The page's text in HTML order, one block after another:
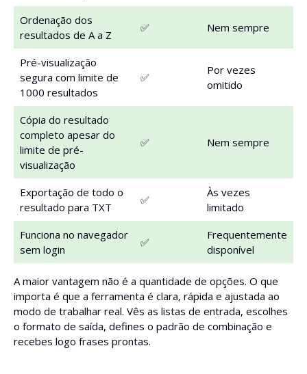
Ordenação dos
resultados de A a Z
✅ Nem sempre
Pré-visualização
segura com limite de
1000 resultados
✅
Por vezes
omitido
Cópia do resultado
completo apesar do
limite de pré-
visualização
✅ Nem sempre
Exportação de todo o
resultado para TXT
✅
Às vezes
limitado
Funciona no navegador
sem login
✅
Frequentemente
disponível
A maior vantagem não é a quantidade de opções. O que
importa é que a ferramenta é clara, rápida e ajustada ao
modo de trabalhar real. Vês as listas de entrada, escolhes
o formato de saída, defines o padrão de combinação e
recebes logo frases prontas.